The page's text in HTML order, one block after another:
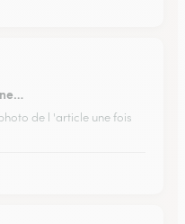
de l 'article une fois